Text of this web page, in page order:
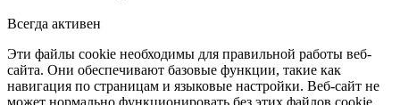
Всегда активен
Эти файлы cookie необходимы для правильной работы веб-
сайта. Они обеспечивают базовые функции, такие как
навигация по страницам и языковые настройки. Веб-сайт не